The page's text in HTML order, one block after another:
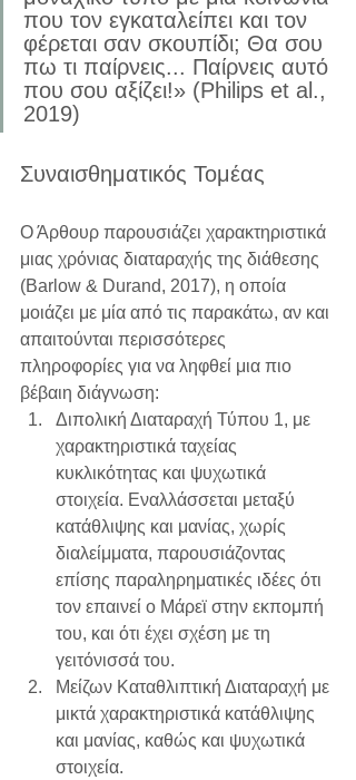
που τον εγκαταλείπει και τον
φέρεται σαν σκουπίδι; Θα σου
πω τι παίρνεις... Παίρνεις αυτό
που σου αξίζει!» (Philips et al.,
2019)
Συναισθηματικός Τομέας
Ο Άρθουρ παρουσιάζει χαρακτηριστικά
μιας χρόνιας διαταραχής της διάθεσης
(Barlow & Durand, 2017), η οποία
μοιάζει με μία από τις παρακάτω, αν και
απαιτούνται περισσότερες
πληροφορίες για να ληφθεί μια πιο
βέβαιη διάγνωση:
Διπολική Διαταραχή Τύπου 1, με
χαρακτηριστικά ταχείας
κυκλικότητας και ψυχωτικά
στοιχεία. Εναλλάσσεται μεταξύ
κατάθλιψης και μανίας, χωρίς
διαλείμματα, παρουσιάζοντας
επίσης παραληρηματικές ιδέες ότι
τον επαινεί ο Μάρεϊ στην εκπομπή
του, και ότι έχει σχέση με τη
γειτόνισσά του.
Μείζων Καταθλιπτική Διαταραχή με
μικτά χαρακτηριστικά κατάθλιψης
και μανίας, καθώς και ψυχωτικά
στοιχεία.